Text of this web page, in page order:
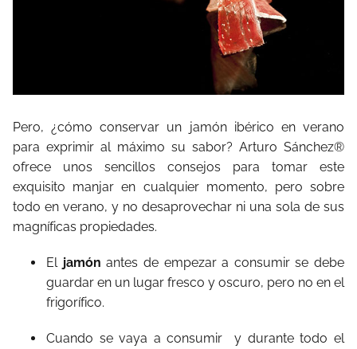
Pero,¿cómo conservar un jamón ibérico en verano
para exprimir al máximo su sabor? Arturo Sánchez®
ofrece unos sencillos consejos para tomar este
exquisito manjar en cualquier momento, pero sobre
todo en verano, y no desaprovechar ni una sola de sus
magníficas propiedades.
El jamón antes de empezar a consumir se debe
guardar en un lugar fresco y oscuro, pero no en el
frigorífico.
Cuando se vaya a consumir
y durante todo el